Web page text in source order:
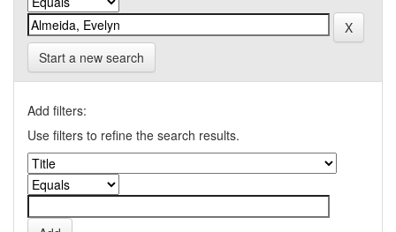
Start a new search
Add filters:
Use filters to refine the search results.